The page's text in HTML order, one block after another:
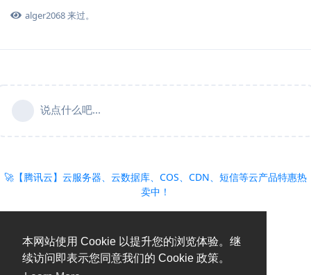
本网站使用 Cookie 以提升您的浏览体验。继
续访问即表示您同意我们的 Cookie 政策。
alger2068来过。
说点什么吧...
🚀【腾讯云】云服务器、云数据库、COS、CDN、短信等云产品特惠热
卖中！